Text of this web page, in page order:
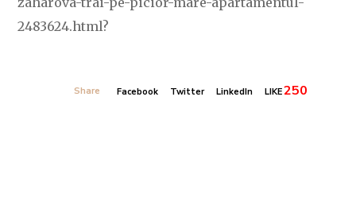
2483624.html?
Share Facebook Twitter LinkedIn LIKE250